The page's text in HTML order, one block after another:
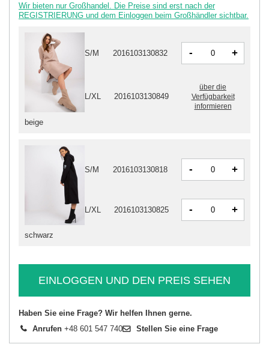
Wir bieten nur Großhandel. Die Preise sind erst nach der
REGISTRIERUNG und dem Einloggen beim Großhändler sichtbar.
schwarz
S/M 2016103130818 - +
L/XL 2016103130825 - +
beige
S/M 2016103130832 - +
L/XL 2016103130849
über die
Verfügbarkeit
informieren
EINLOGGEN UND DEN PREIS SEHEN
Haben Sie eine Frage? Wir helfen Ihnen gerne.
Anrufen +48 601 547 740 Stellen Sie eine Frage